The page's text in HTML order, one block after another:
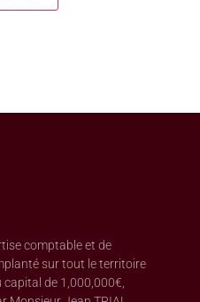
comptable et de
sur tout le territoire
de 1,000,000€,